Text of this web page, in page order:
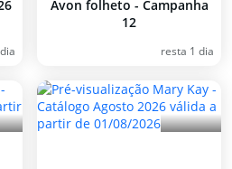
Avon folheto - Campanha
12
resta 1 dia